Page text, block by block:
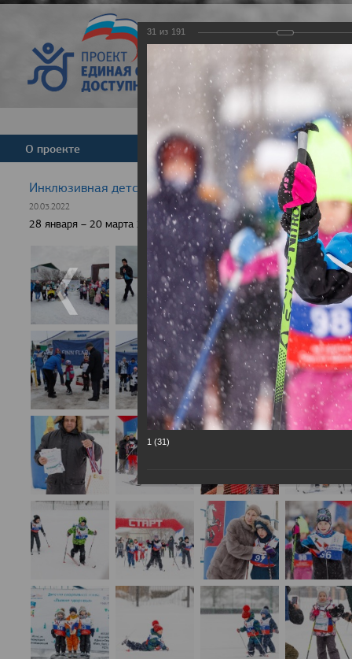
Версия для
О проекте Команда Новости
Инклюзивная детская гонка "Лыжня здоровья" 2022
20.03.2022
28 января – 20 марта 2022 г., 10 населенных пунктов России,
31 из 191
1 (31)